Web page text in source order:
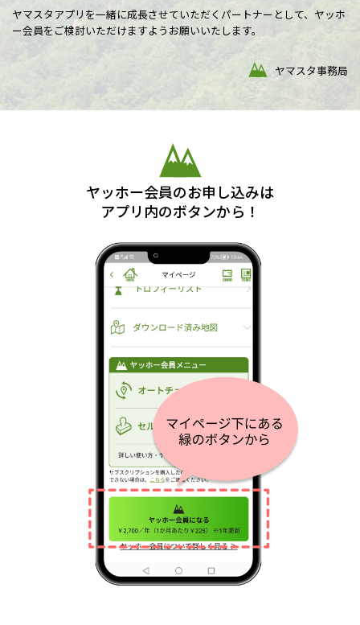
ヤマスタアプリを一緒に成長させていただくパートナーとして、ヤッホ
ー会員をご検討いただけますようお願いいたします。
ヤマスタ事務局
ヤッホー会員のお申し込みは
アプリ内のボタンから！